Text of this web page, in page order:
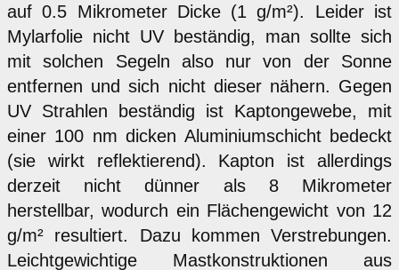
auf 0.5 Mikrometer Dicke (1 g/m²). Leider ist
Mylarfolie nicht UV beständig, man sollte sich
mit solchen Segeln also nur von der Sonne
entfernen und sich nicht dieser nähern. Gegen
UV Strahlen beständig ist Kaptongewebe, mit
einer 100 nm dicken Aluminiumschicht bedeckt
(sie wirkt reflektierend). Kapton ist allerdings
derzeit nicht dünner als 8 Mikrometer
herstellbar, wodurch ein Flächengewicht von 12
g/m² resultiert. Dazu kommen Verstrebungen.
Leichtgewichtige Mastkonstruktionen aus